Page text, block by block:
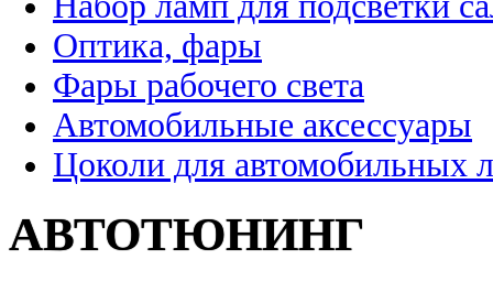
Оптика, фары
Фары рабочего света
Автомобильные аксессуары
Цоколи для автомобильных
АВТОТЮНИНГ